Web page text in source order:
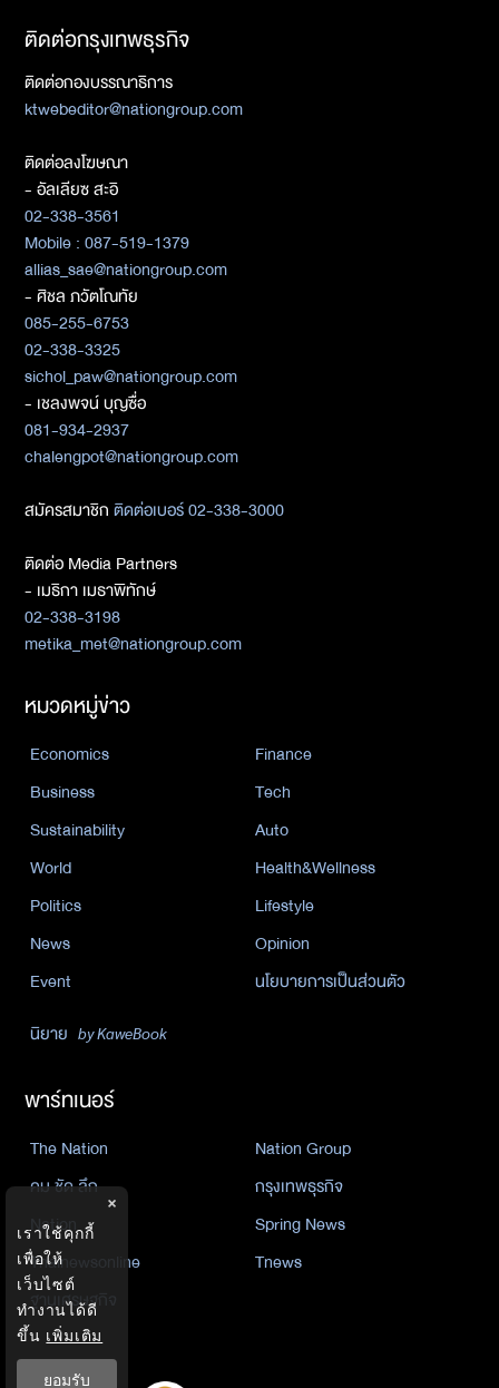
ติดต่อกรุงเทพธุรกิจ
ติดต่อกองบรรณาธิการ
ktwebeditor@nationgroup.com
ติดต่อลงโฆษณา
- อัลเลียซ สะอิ
02-338-3561
Mobile : 087-519-1379
allias_sae@nationgroup.com
- ศิชล ภวัตโณทัย
085-255-6753
02-338-3325
sichol_paw@nationgroup.com
- เชลงพจน์ บุญซื่อ
081-934-2937
chalengpot@nationgroup.com
สมัครสมาชิกติดต่อเบอร์ 02-338-3000
ติดต่อ Media Partners
- เมธิกา เมธาพิทักษ์
02-338-3198
metika_met@nationgroup.com
หมวดหมู่ข่าว
Economics
Finance
Business
Tech
Sustainability
Auto
World
Health&Wellness
Politics
Lifestyle
News
Opinion
Event
นโยบายการเป็นส่วนตัว
นิยาย by KaweBook
พาร์ทเนอร์
The Nation
Nation Group
คม ชัด ลึก
กรุงเทพธุรกิจ
Nation
Spring News
Thainewsonline
Tnews
ฐานเศรษฐกิจ
×
เราใช้คุกกี้
เพื่อให้
เว็บไซต์
ทำงานได้ดี
ขึ้น เพิ่มเติม
ยอมรับ